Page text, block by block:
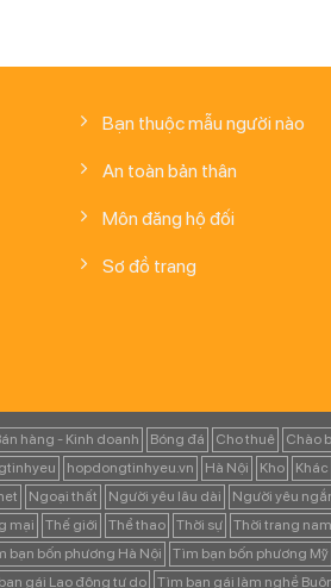
Bạn thuộc mẫu người nào
An toàn bản thân
Môn đăng hộ đối
Sơ đồ trang
hàng - Kinh doanh Bóng đá Cho thuê Chào
hopdongtinhyeu.vn Hà Nội Kho Khác
Ngoại thất Người yêu lâu dài Người yêu
mại Thế giới Thể thao Thời sự Thời trang nam
bạn bốn phương Hà Nội Tìm bạn bốn phương Mỹ
gái Lao động tự do Tìm bạn gái làm nghề